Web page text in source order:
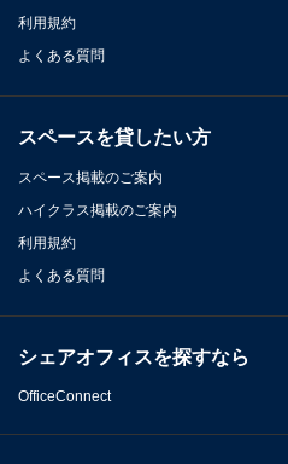
利用規約
よくある質問
スペースを貸したい方
スペース掲載のご案内
ハイクラス掲載のご案内
利用規約
よくある質問
シェアオフィスを探すなら
OfficeConnect